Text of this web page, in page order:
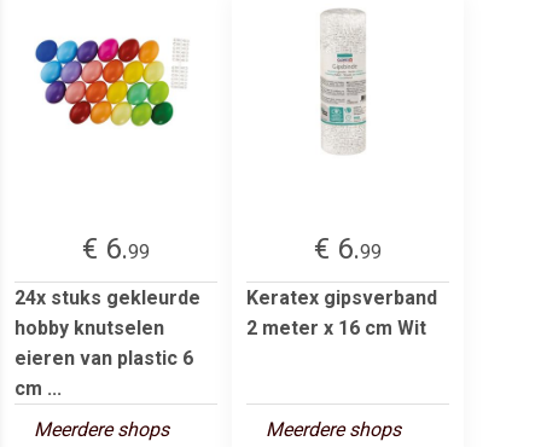
€ 6.99
24x stuks gekleurde
hobby knutselen
eieren van plastic 6
cm ...
Meerdere shops
€ 6.99
Keratex gipsverband
2 meter x 16 cm Wit
Meerdere shops